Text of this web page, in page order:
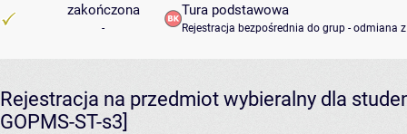
zakończona
-
Tura podstawowa
Rejestracja bezpośrednia do grup - odmiana
Rejestracja na przedmiot wybieralny dla
GOPMS-ST-s3]